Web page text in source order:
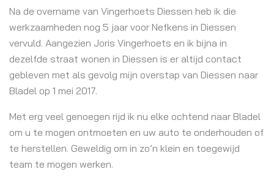
Na de overname van Vingerhoets Diessen heb ik die
werkzaamheden nog 5 jaar voor Nefkens in Diessen
vervuld. Aangezien Joris Vingerhoets en ik bijna in
dezelfde straat wonen in Diessen is er altijd contact
gebleven met als gevolg mijn overstap van Diessen naar
Bladel op 1 mei 2017.
Met erg veel genoegen rijd ik nu elke ochtend naar Bladel
om u te mogen ontmoeten en uw auto te onderhouden of
te herstellen. Geweldig om in zo’n klein en toegewijd
team te mogen werken.